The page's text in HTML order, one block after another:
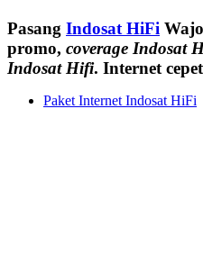
Pasang Indosat HiFi
promo, coverage Indosat
Indosat Hifi. Internet
Paket Internet Indosat HiFi